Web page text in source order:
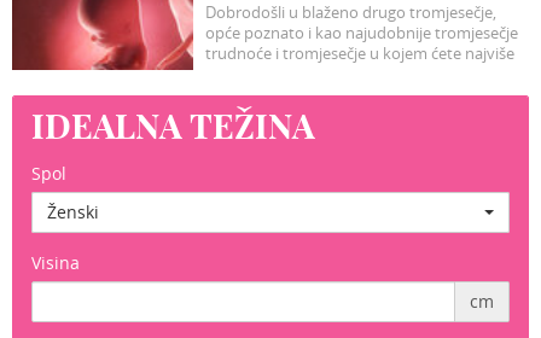
Dobrodošli u blaženo drugo tromjesečje,
opće poznato i kao najudobnije tromjesečje
trudnoće i tromjesečje u kojem ćete najviše
IDEALNA TEŽINA
Spol
Ženski
Visina
cm